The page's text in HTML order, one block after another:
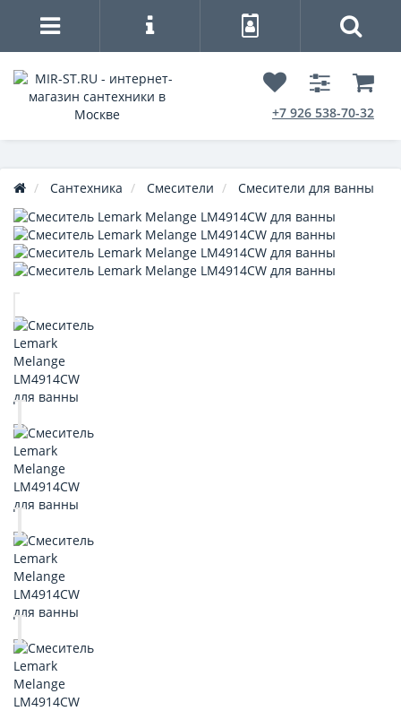
+7 926 538-70-32
Сантехника Смесители Смесители для ванны